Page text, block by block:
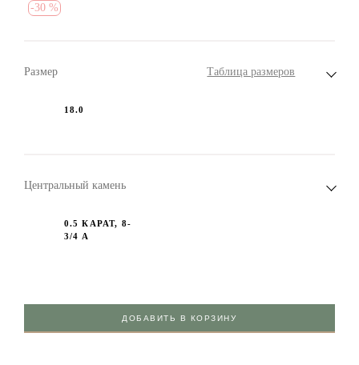
-30 %
Размер Таблица размеров
18.0
Центральный камень
0.5 КАРАТ, 8-
3/4 А
ДОБАВИТЬ В КОРЗИНУ